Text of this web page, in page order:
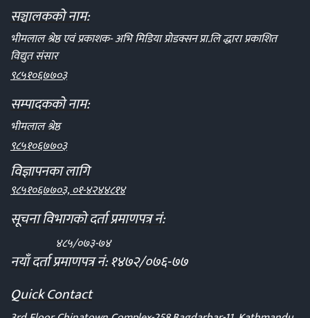
सञ्चालकको नाम:
भीमलाल श्रेष्ठ एवं प्रकाशक- अभि मिडिया प्रोडक्सन प्रा.लि द्धारा प्रकाशित
विद्युत संसार
९८५१०६७७०३
सम्पादकको नाम:
भीमलाल श्रेष्ठ
९८५१०६७७०३
विज्ञापनका लागि
९८५१०६७७०३, ०१-४२४४८१४
सूचना विभागको दर्ता प्रमाणपत्र नं:
४८५/०७३-७४
नयाँ दर्ता प्रमाणपत्र नं: १४७२/०७६-७७
Quick Contact